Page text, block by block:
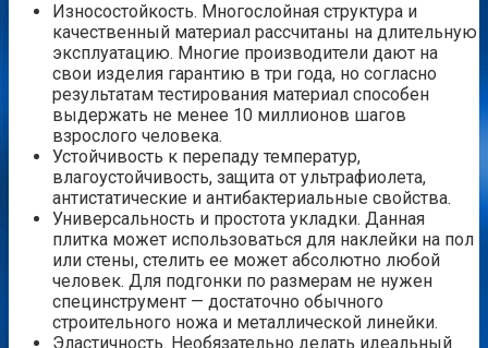
Износостойкость. Многослойная структура и
качественный материал рассчитаны на длительную
эксплуатацию. Многие производители дают на
свои изделия гарантию в три года, но согласно
результатам тестирования материал способен
выдержать не менее 10 миллионов шагов
взрослого человека.
Устойчивость к перепаду температур,
влагоустойчивость, защита от ультрафиолета,
антистатические и антибактериальные свойства.
Универсальность и простота укладки. Данная
плитка может использоваться для наклейки на пол
или стены, стелить ее может абсолютно любой
человек. Для подгонки по размерам не нужен
специнструмент — достаточно обычного
строительного ножа и металлической линейки.
Эластичность. Необязательно делать идеальный